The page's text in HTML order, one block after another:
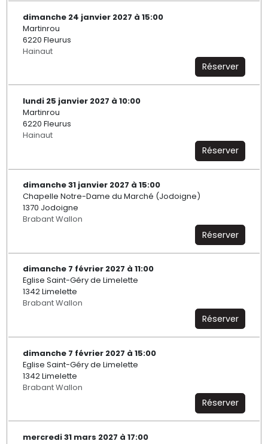
dimanche 24 janvier 2027 à 15:00
Martinrou
6220 Fleurus
Hainaut
Réserver
lundi 25 janvier 2027 à 10:00
Martinrou
6220 Fleurus
Hainaut
Réserver
dimanche 31 janvier 2027 à 15:00
Chapelle Notre-Dame du Marché (Jodoigne)
1370 Jodoigne
Brabant Wallon
Réserver
dimanche 7 février 2027 à 11:00
Eglise Saint-Géry de Limelette
1342 Limelette
Brabant Wallon
Réserver
dimanche 7 février 2027 à 15:00
Eglise Saint-Géry de Limelette
1342 Limelette
Brabant Wallon
Réserver
mercredi 31 mars 2027 à 17:00